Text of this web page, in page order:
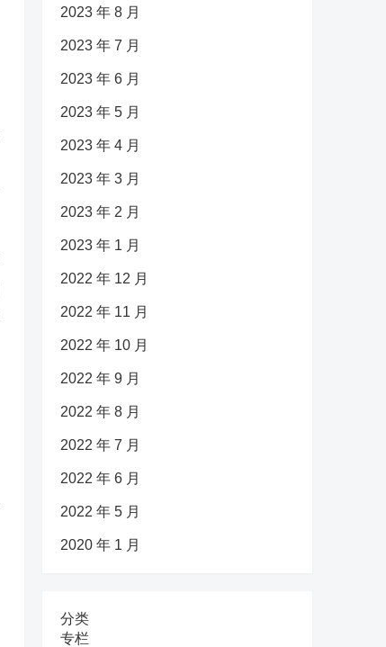
2023 年 8 月
2023 年 7 月
2023 年 6 月
2023 年 5 月
2023 年 4 月
2023 年 3 月
2023 年 2 月
2023 年 1 月
2022 年 12 月
2022 年 11 月
2022 年 10 月
2022 年 9 月
2022 年 8 月
2022 年 7 月
2022 年 6 月
2022 年 5 月
2020 年 1 月
分类
专栏